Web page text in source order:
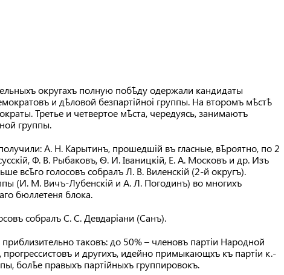
округахъ полную побѣду одержали кандидаты
и дѣловой безпартійноі группы. На второмъ мѣстѣ
Третье и четвертое мѣста, чередуясь, занимаютъ
группы.
А. Н. Карытинъ, прошедшій въ гласные, вѣроятно, по 2
Ф. В. Рыбаковъ, Ѳ. И. Іваницкій, Е. А. Московъ и др. Изъ
всѣго голосовъ собралъ Л. В. Виленскій (2-й округъ).
(И. М. Вичъ-Лубенскій и А. Л. Погодинъ) во многихъ
бюллетеня блока.
собралъ С. С. Девдаріани (Санъ).
таковъ: до 50% – членовъ партіи Народной
и другихъ, идейно примыкающхъ къ партіи к.-
болѣе правыхъ партійныхъ группировокъ.